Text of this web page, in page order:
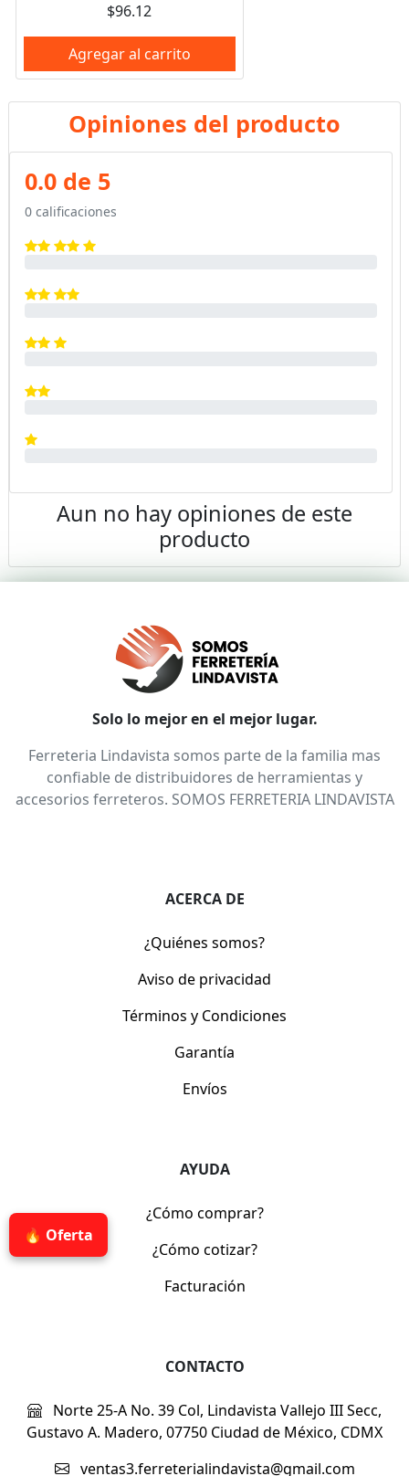
🔥 Oferta
$96.12
Agregar al carrito
Opiniones del producto
Aun no hay opiniones de este
producto
0.0 de 5
0 calificaciones
Solo lo mejor en el mejor lugar.
Ferreteria Lindavista somos parte de la familia mas
confiable de distribuidores de herramientas y
accesorios ferreteros. SOMOS FERRETERIA LINDAVISTA
ACERCA DE
¿Quiénes somos?
Aviso de privacidad
Términos y Condiciones
Garantía
Envíos
AYUDA
¿Cómo comprar?
¿Cómo cotizar?
Facturación
CONTACTO
Norte 25-A No. 39 Col, Lindavista Vallejo III Secc,
Gustavo A. Madero, 07750 Ciudad de México, CDMX
ventas3.ferreterialindavista@gmail.com